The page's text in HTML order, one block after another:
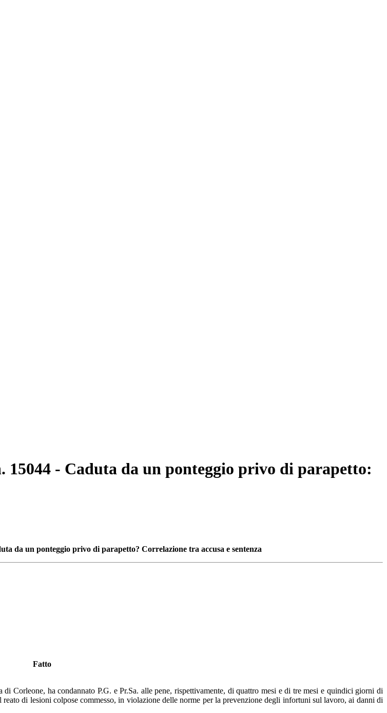
15044 - Caduta da un ponteggio privo di parapetto:
da un ponteggio privo di parapetto? Correlazione tra accusa e sentenza
Fatto
Corleone, ha condannato P.G. e Pr.Sa. alle pene, rispettivamente, di quattro mesi e di tre mesi e quindici giorni di
di lesioni colpose commesso, in violazione delle norme per la prevenzione degli infortuni sul lavoro, ai danni di